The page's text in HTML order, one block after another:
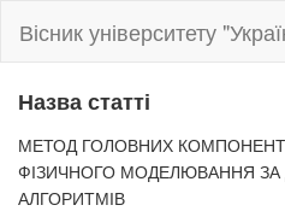
Вісник університету
Назва статті
МЕТОД ГОЛОВНИХ КОМПОНЕНТ
ФІЗИЧНОГО МОДЕЛЮВАННЯ
АЛГОРИТМІВ